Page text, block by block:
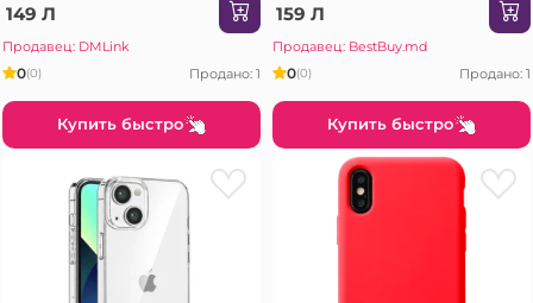
149 Л
Продавец: DMLink
0(0) Продано: 1
Купить быстро
159 Л
Продавец: BestBuy.md
0(0) Продано: 1
Купить быстро